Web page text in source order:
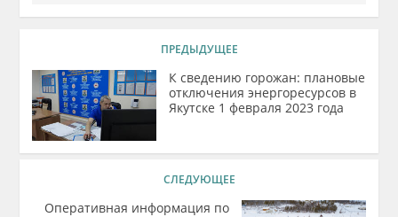
ПРЕДЫДУЩЕЕ
К сведению горожан: плановые
отключения энергоресурсов в
Якутске 1 февраля 2023 года
СЛЕДУЮЩЕЕ
Оперативная информация по